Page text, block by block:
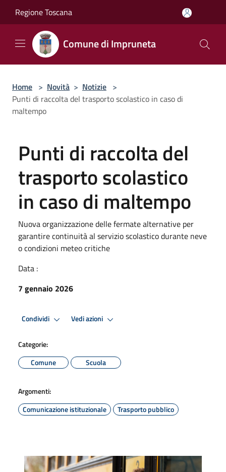
Regione Toscana
Comune di Impruneta
Home > Novità > Notizie >
Punti di raccolta del trasporto scolastico in caso di
maltempo
Punti di raccolta del
trasporto scolastico
in caso di maltempo
Nuova organizzazione delle fermate alternative per
garantire continuità al servizio scolastico durante neve
o condizioni meteo critiche
Data :
7 gennaio 2026
Condividi Vedi azioni
Categorie:
Comune
Scuola
Argomenti:
Comunicazione istituzionale
Trasporto pubblico